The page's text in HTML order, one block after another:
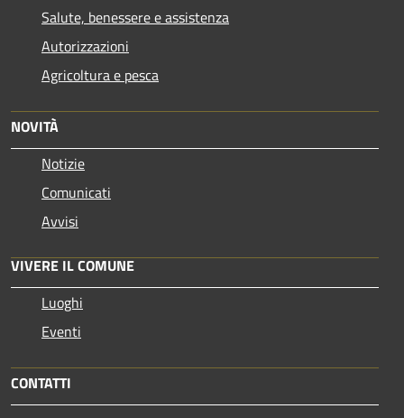
Salute, benessere e assistenza
Autorizzazioni
Agricoltura e pesca
NOVITÀ
Notizie
Comunicati
Avvisi
VIVERE IL COMUNE
Luoghi
Eventi
CONTATTI